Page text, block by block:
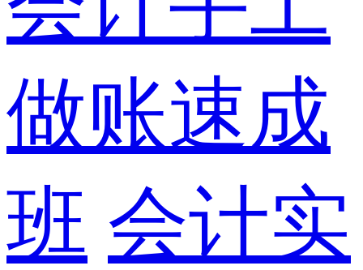
做账速成
班 会计实